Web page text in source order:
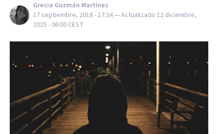
Grecia Guzmán Martínez
17 septiembre, 2018 - 17:24— Actualizado 12 diciembre,
2025 - 06:00 CEST